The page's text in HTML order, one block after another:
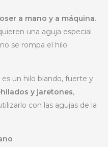
a mano y a máquina.
una aguja especial
se rompa el hilo.
es un hilo blando, fuerte y
y jaretones,
con las agujas de la